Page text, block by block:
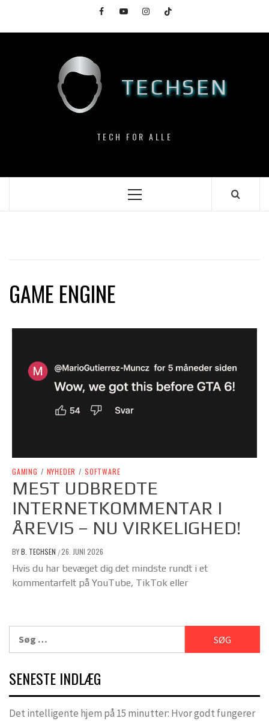
content
FacebookYouTubeInstagramTikTok
TECHSEN
TECH FOR ALLE
Primary
GAME ENGINE
GAMING / NYHEDER / SOFTWARE
MEST UDBREDTE
INTERNETKOMMENTAR I
ÅREVIS – NU VIRKELIGHED!
BYB. TECHSEN /26. JUNI 2026
Hvis du har bevæget dig det mindste rundt i et
kommentarfelt på YouTube, TikTok eller
efter:
SENESTE INDLÆG
Det intelligente hjem på 15 minutter: Hvor godt fungerer